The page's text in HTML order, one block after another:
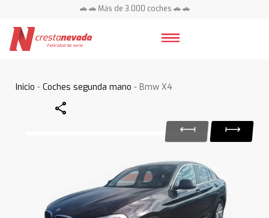
🚗 🚗 Más de 3.000 coches 🚗 🚗
Inicio -Coches segunda mano - Bmw X4
Share